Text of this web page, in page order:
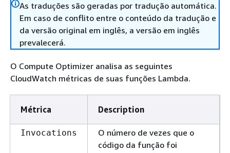
As traduções são geradas por tradução automática.
Em caso de conflito entre o conteúdo da tradução e
da versão original em inglês, a versão em inglês
prevalecerá.
O Compute Optimizer analisa as seguintes
CloudWatch métricas de suas funções Lambda.
Métrica Description
Invocations
O número de vezes que o
código da função foi